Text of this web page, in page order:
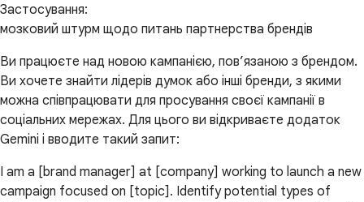
Застосування:
мозковий штурм щодо питань партнерства брендів
Ви працюєте над новою кампанією, пов’язаною з брендом.
Ви хочете знайти лідерів думок або інші бренди, з якими
можна співпрацювати для просування своєї кампанії в
соціальних мережах. Для цього ви відкриваєте додаток
Gemini і вводите такий запит:
I am a [brand manager] at [company] working to launch a new
campaign focused on [topic]. Identify potential types of